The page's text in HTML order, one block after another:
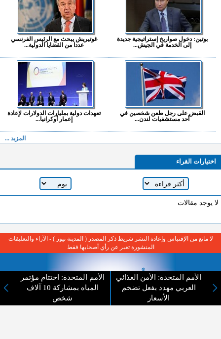
بوتين: دخول صواريخ إستراتيجية جديدة
إلى الخدمة في الجيش...
غوتيريش يبحث مع الرئيس الفرنسي
عددا من القضايا الدولية...
القبض على رجل طعن شخصين في
أحد مستشفيات لندن...
تعهدات دولية بمليارات الدولارات لإعادة
إعمار أوكرانيا...
المزيد ...
اختيارات القراء
لا يوجد مقالات
الأمم المتحدة: الأمن الغذائي
العربي مهدد بفعل تضخم
الأسعار
الأمم المتحدة: اختتام مؤتمر
المياه بمشاركة 10 آلاف
شخص
لا مانع من الإقتباس وإعادة النشر شريط ذكر المصدر ( المدينة نيوز ) - الآراء والتعليقات
المنشورة تعبر عن رأي أصحابها فقط